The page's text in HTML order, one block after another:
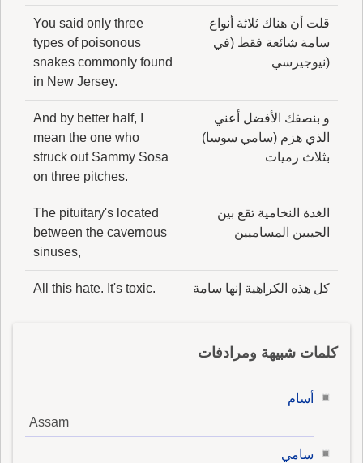
قلت أن هناك ثلاثة أنواع
سامة شائعة فقط (في
(نيوجيرسي
You said only three
types of poisonous
snakes commonly found
in New Jersey.
و بنصفك الأفضل أعني
الذي هزم (سامي سوسا)
بثلاث رميات
And by better half, I
mean the one who
struck out Sammy Sosa
on three pitches.
الغدة النخامية تقع بين
الجيبين المساميين
The pituitary's located
between the cavernous
sinuses,
كل هذه الكراهية إنها سامة All this hate. It's toxic.
كلمات شبيهة ومرادفات
أسام
Assam
سامي